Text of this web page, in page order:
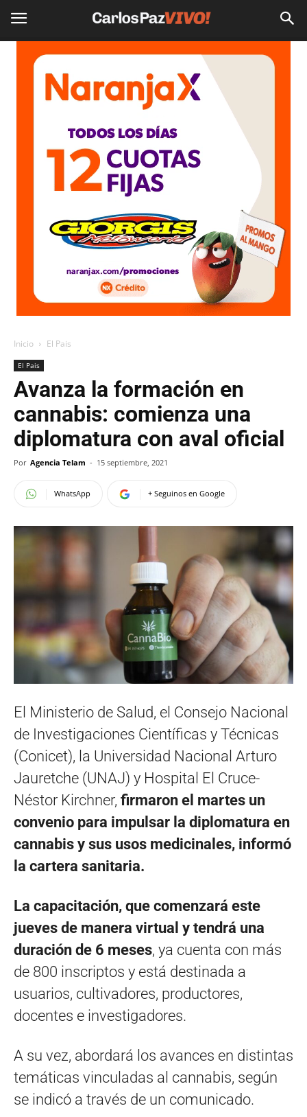
Inicio El Pais
El Pais
Avanza la formación en
cannabis: comienza una
diplomatura con aval oficial
Por Agencia Telam - 15 septiembre, 2021
WhatsApp + Seguinos en Google
El Ministerio de Salud, el Consejo Nacional
de Investigaciones Científicas y Técnicas
(Conicet), la Universidad Nacional Arturo
Jauretche (UNAJ) y Hospital El Cruce-
Néstor Kirchner, firmaron el martes un
convenio para impulsar la diplomatura en
cannabis y sus usos medicinales, informó
la cartera sanitaria.
La capacitación, que comenzará este
jueves de manera virtual y tendrá una
duración de 6 meses, ya cuenta con más
de 800 inscriptos y está destinada a
usuarios, cultivadores, productores,
docentes e investigadores.
A su vez, abordará los avances en distintas
temáticas vinculadas al cannabis, según
se indicó a través de un comunicado.